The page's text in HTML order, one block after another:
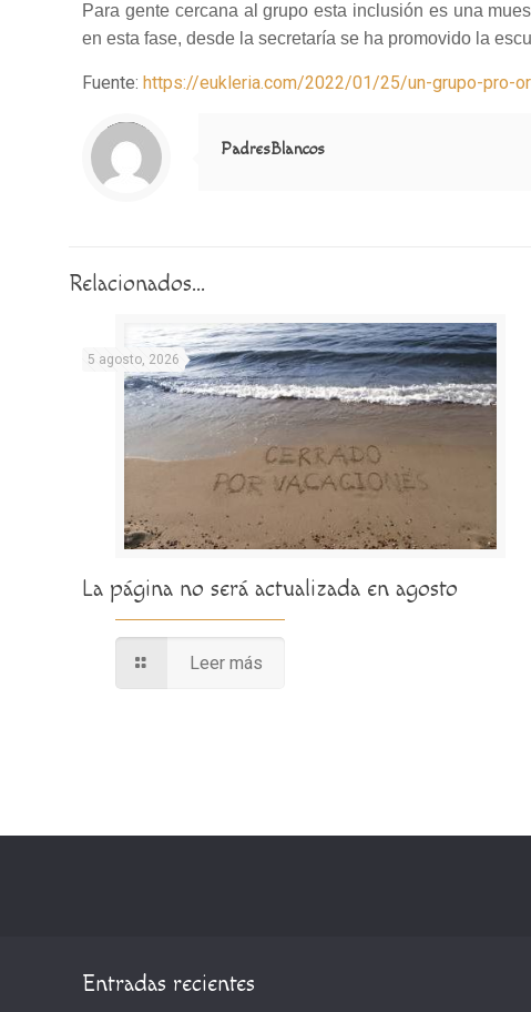
Para gente cercana al grupo esta inclusión es una
en esta fase, desde la secretaría se ha promovido la
Fuente:https://eukleria.com/2022/01/25/un-grupo-pro-
Notice
: Trying to access array offset on value of type null in
/home/misioner/public_html/padresblancos/themes/betheme/includes/content-single.php
on line
286
PadresBlancos
Relacionados...
5 agosto, 2026
La página no será actualizada en agosto
Leer más
Entradas recientes